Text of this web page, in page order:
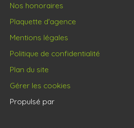
Nos honoraires
Plaquette d'agence
Mentions légales
Politique de confidentialité
Plan du site
Gérer les cookies
Propulsé par